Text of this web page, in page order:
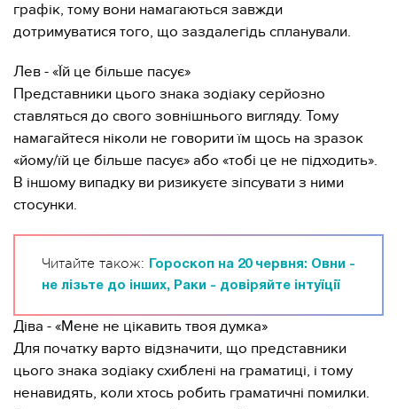
графік, тому вони намагаються завжди
дотримуватися того, що заздалегідь спланували.
Лев - «Їй це більше пасує»
Представники цього знака зодіаку серйозно
ставляться до свого зовнішнього вигляду. Тому
намагайтеся ніколи не говорити їм щось на зразок
«йому/їй це більше пасує» або «тобі це не підходить».
В іншому випадку ви ризикуєте зіпсувати з ними
стосунки.
Читайте також:
Гороскоп на 20 червня: Овни -
не лізьте до інших, Раки - довіряйте інтуїції
Діва - «Мене не цікавить твоя думка»
Для початку варто відзначити, що представники
цього знака зодіаку схиблені на граматиці, і тому
ненавидять, коли хтось робить граматичні помилки.